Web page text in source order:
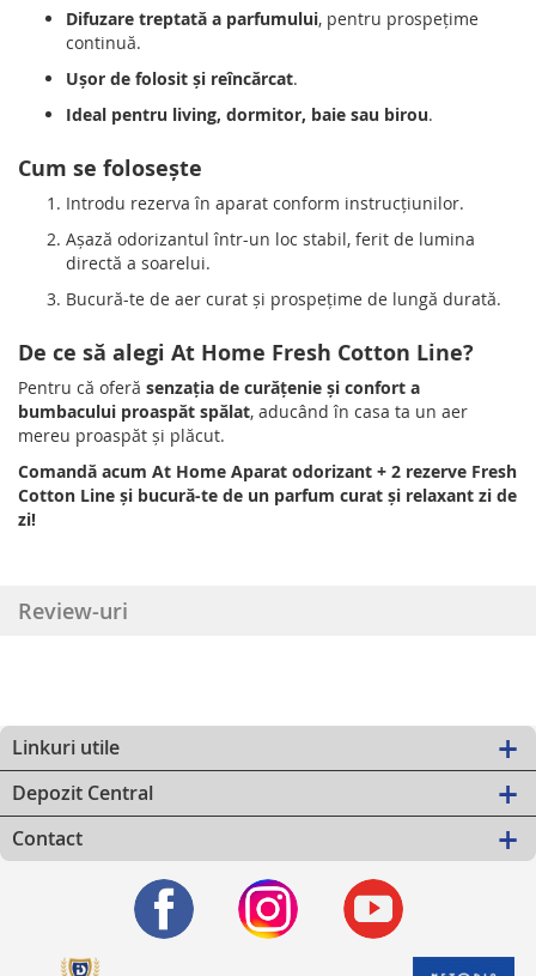
Difuzare treptată a parfumului, pentru prospețime
continuă.
Ușor de folosit și reîncărcat.
Ideal pentru living, dormitor, baie sau birou.
Cum se folosește
Introdu rezerva în aparat conform instrucțiunilor.
Așază odorizantul într-un loc stabil, ferit de lumina
directă a soarelui.
Bucură-te de aer curat și prospețime de lungă durată.
De ce să alegi At Home Fresh Cotton Line?
Pentru că oferă senzația de curățenie și confort a
bumbacului proaspăt spălat, aducând în casa ta un aer
mereu proaspăt și plăcut.
Comandă acum At Home Aparat odorizant + 2 rezerve Fresh
Cotton Line și bucură-te de un parfum curat și relaxant zi de
zi!
Review-uri
Linkuri utile
Depozit Central
Contact